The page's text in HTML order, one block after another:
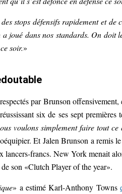
stops défensifs rapidement et de
joué dans nos standards. On
soir.»
par Brunson
six de ses sept
voulons simplement faire tout ce
Et Jalen Brunson a remis
lancers-francs. New York menait
son «Clutch Player of the year».
» a estimé Karl-Anthony Towns